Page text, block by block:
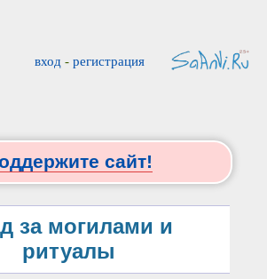
вход - регистрация
сайт!
за могилами и
ритуалы